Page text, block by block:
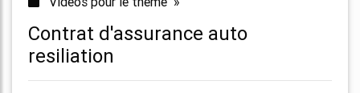
contrat d'assurance auto
resiliation